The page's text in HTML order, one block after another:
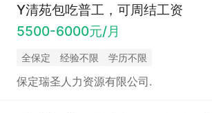
Y清苑包吃普工，可周结工资
5500-6000元/月
全保定 经验不限 学历不限
保定瑞圣人力资源有限公司.